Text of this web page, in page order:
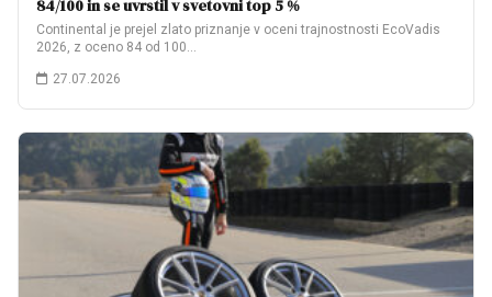
84/100 in se uvrstil v svetovni top 5 %
Continental je prejel zlato priznanje v oceni trajnostnosti EcoVadis
2026, z oceno 84 od 100…
27.07.2026